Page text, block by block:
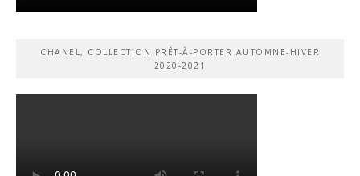
CHANEL, COLLECTION PRÊT-À-PORTER AUTOMNE-HIVER
2020-2021